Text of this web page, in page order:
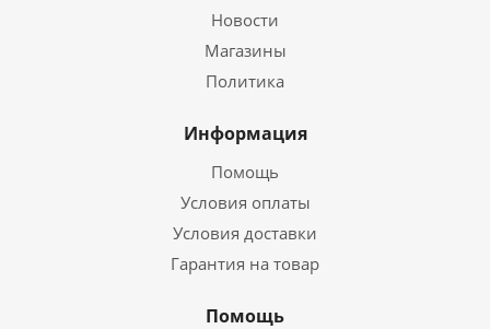
Новости
Магазины
Политика
Информация
Помощь
Условия оплаты
Условия доставки
Гарантия на товар
Помощь